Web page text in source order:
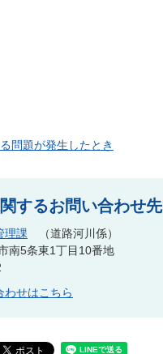
問題が発生したとき
するお問い合わせ先
理課
道路河川係
南5条東1丁目10番地
わせはこちら